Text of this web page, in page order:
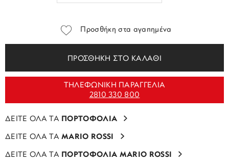
Προσθήκη στα αγαπημένα
ΠΡΟΣΘΗΚΗ ΣΤΟ ΚΑΛΑΘΙ
ΤΗΛΕΦΩΝΙΚΗ ΠΑΡΑΓΓΕΛΙΑ
2810 330 800
ΔΕΙΤΕ ΟΛΑ ΤΑ ΠΟΡΤΟΦΟΛΙΑ
ΔΕΙΤΕ ΟΛΑ ΤΑMARIO ROSSI
ΔΕΙΤΕ ΟΛΑ ΤΑ ΠΟΡΤΟΦΟΛΙΑ MARIO ROSSI